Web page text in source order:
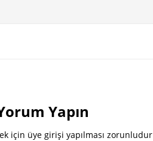
Yapın
için üye girişi yapılması zorunludur